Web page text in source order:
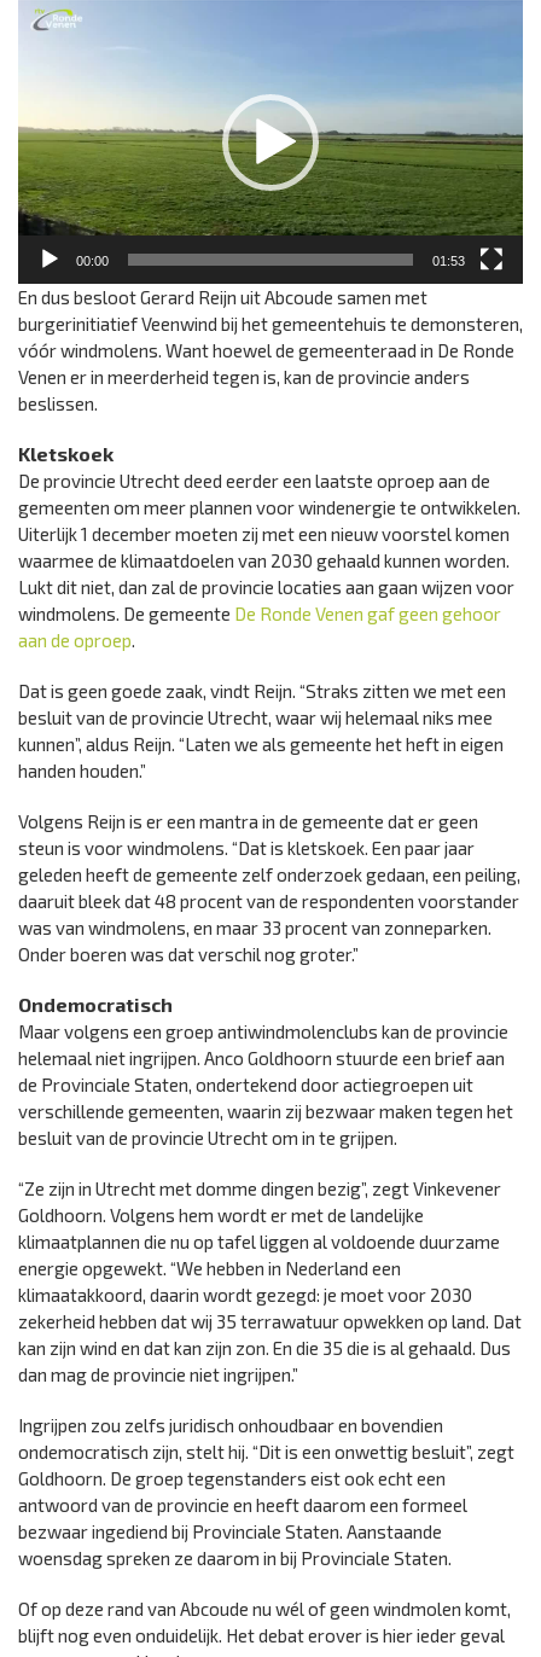
Videospeler
00:00 01:53
En dus besloot Gerard Reijn uit Abcoude samen met
burgerinitiatief Veenwind bij het gemeentehuis te demonsteren,
vóór windmolens. Want hoewel de gemeenteraad in De Ronde
Venen er in meerderheid tegen is, kan de provincie anders
beslissen.
Kletskoek
De provincie Utrecht deed eerder een laatste oproep aan de
gemeenten om meer plannen voor windenergie te ontwikkelen.
Uiterlijk 1 december moeten zij met een nieuw voorstel komen
waarmee de klimaatdoelen van 2030 gehaald kunnen worden.
Lukt dit niet, dan zal de provincie locaties aan gaan wijzen voor
windmolens. De gemeente De Ronde Venen gaf geen gehoor
aan de oproep.
Dat is geen goede zaak, vindt Reijn. “Straks zitten we met een
besluit van de provincie Utrecht, waar wij helemaal niks mee
kunnen”, aldus Reijn. “Laten we als gemeente het heft in eigen
handen houden.”
Volgens Reijn is er een mantra in de gemeente dat er geen
steun is voor windmolens. “Dat is kletskoek. Een paar jaar
geleden heeft de gemeente zelf onderzoek gedaan, een peiling,
daaruit bleek dat 48 procent van de respondenten voorstander
was van windmolens, en maar 33 procent van zonneparken.
Onder boeren was dat verschil nog groter.”
Ondemocratisch
Maar volgens een groep antiwindmolenclubs kan de provincie
helemaal niet ingrijpen. Anco Goldhoorn stuurde een brief aan
de Provinciale Staten, ondertekend door actiegroepen uit
verschillende gemeenten, waarin zij bezwaar maken tegen het
besluit van de provincie Utrecht om in te grijpen.
“Ze zijn in Utrecht met domme dingen bezig”, zegt Vinkevener
Goldhoorn. Volgens hem wordt er met de landelijke
klimaatplannen die nu op tafel liggen al voldoende duurzame
energie opgewekt. “We hebben in Nederland een
klimaatakkoord, daarin wordt gezegd: je moet voor 2030
zekerheid hebben dat wij 35 terrawatuur opwekken op land. Dat
kan zijn wind en dat kan zijn zon. En die 35 die is al gehaald. Dus
dan mag de provincie niet ingrijpen.”
Ingrijpen zou zelfs juridisch onhoudbaar en bovendien
ondemocratisch zijn, stelt hij. “Dit is een onwettig besluit”, zegt
Goldhoorn. De groep tegenstanders eist ook echt een
antwoord van de provincie en heeft daarom een formeel
bezwaar ingediend bij Provinciale Staten. Aanstaande
woensdag spreken ze daarom in bij Provinciale Staten.
Of op deze rand van Abcoude nu wél of geen windmolen komt,
blijft nog even onduidelijk. Het debat erover is hier ieder geval